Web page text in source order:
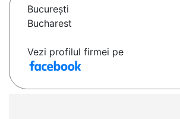
Bucureşti
Bucharest
Vezi profilul firmei pe